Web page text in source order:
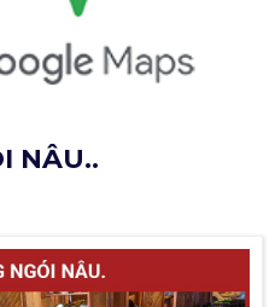
NÂU..